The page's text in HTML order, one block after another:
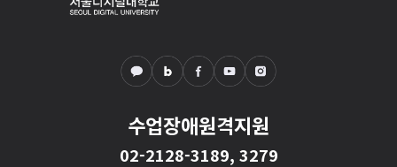
수업장애원격지원
02-2128-3189, 3279